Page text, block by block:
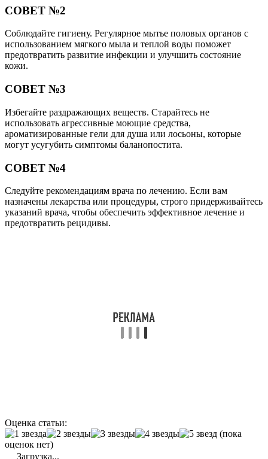
СОВЕТ №2
Соблюдайте гигиену. Регулярное мытье половых органов с
использованием мягкого мыла и теплой воды поможет
предотвратить развитие инфекции и улучшить состояние
кожи.
СОВЕТ №3
Избегайте раздражающих веществ. Старайтесь не
использовать агрессивные моющие средства,
ароматизированные гели для душа или лосьоны, которые
могут усугубить симптомы баланопостита.
СОВЕТ №4
Следуйте рекомендациям врача по лечению. Если вам
назначены лекарства или процедуры, строго придерживайтесь
указаний врача, чтобы обеспечить эффективное лечение и
предотвратить рецидивы.
Оценка статьи:
(пока
оценок нет)
Загрузка...